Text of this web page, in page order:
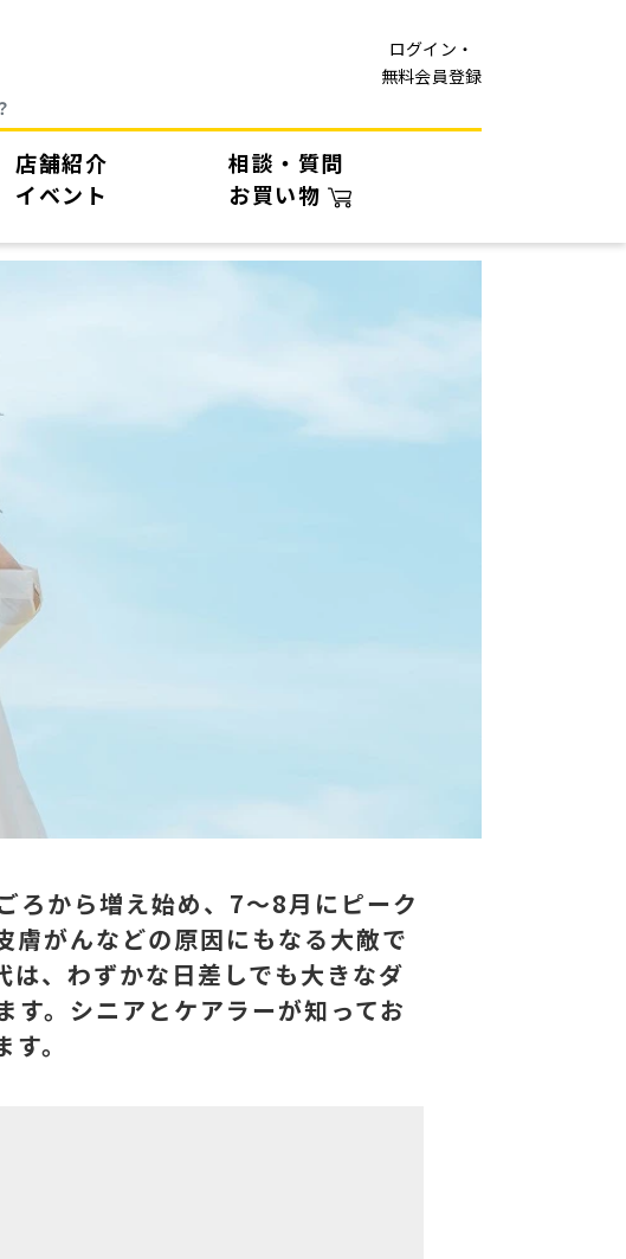
ログイン・
無料会員登録
店舗紹介
相談・質問
イベント お買い物
ろから増え始め、7〜8月にピーク
膚がんなどの原因にもなる大敵で
、わずかな日差しでも大きなダ
す。シニアとケアラーが知ってお
。